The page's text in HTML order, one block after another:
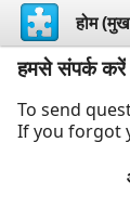
होम
हमसे संपर्क करें
To send
If you forgot